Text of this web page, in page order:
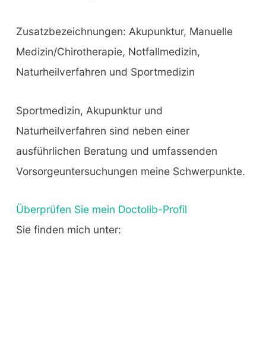
Zusatzbezeichnungen: Akupunktur, Manuelle
Medizin/Chirotherapie, Notfallmedizin,
Naturheilverfahren und Sportmedizin
Sportmedizin, Akupunktur und
Naturheilverfahren sind neben einer
ausführlichen Beratung und umfassenden
Vorsorgeuntersuchungen meine Schwerpunkte.
Überprüfen Sie mein Doctolib-Profil
Sie finden mich unter: